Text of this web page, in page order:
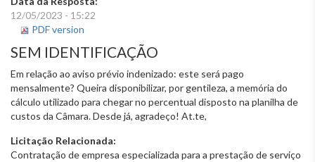
12/05/2023 - 15:22
PDF version
SEM IDENTIFICAÇÃO
Em relação ao aviso prévio indenizado: este será pago
mensalmente? Queira disponibilizar, por gentileza, a memória do
cálculo utilizado para chegar no percentual disposto na planilha de
custos da Câmara. Desde já, agradeço! At.te,
Licitação Relacionada:
Contratação de empresa especializada para a prestação de serviço